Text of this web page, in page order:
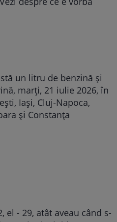
un litru de benzină și
marți, 21 iulie 2026, în
Iași, Cluj-Napoca,
și Constanța
el - 29, atât aveau când s-